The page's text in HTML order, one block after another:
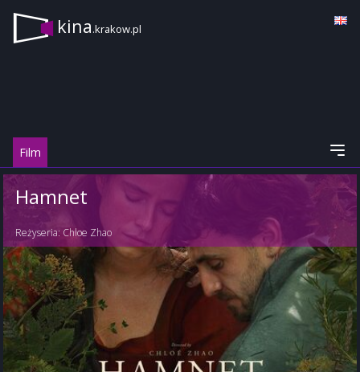
kina.krakow.pl
Film
Hamnet
Reżyseria: Chloe Zhao